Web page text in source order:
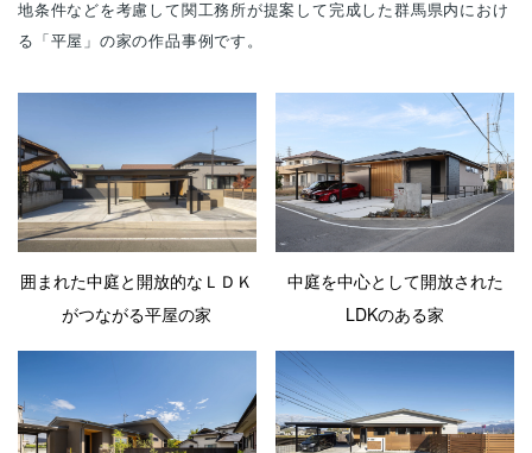
地条件などを考慮して関工務所が提案して完成した群馬県内におけ
る「平屋」の家の作品事例です。
囲まれた中庭と開放的なＬＤＫ
がつながる平屋の家
中庭を中心として開放された
LDKのある家